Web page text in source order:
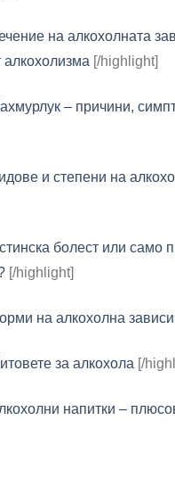
на алкохолната
алкохолизма [/highlight]
– причини,
и степени на
болест или само
[/highlight]
на алкохолна
за алкохола [/
напитки –